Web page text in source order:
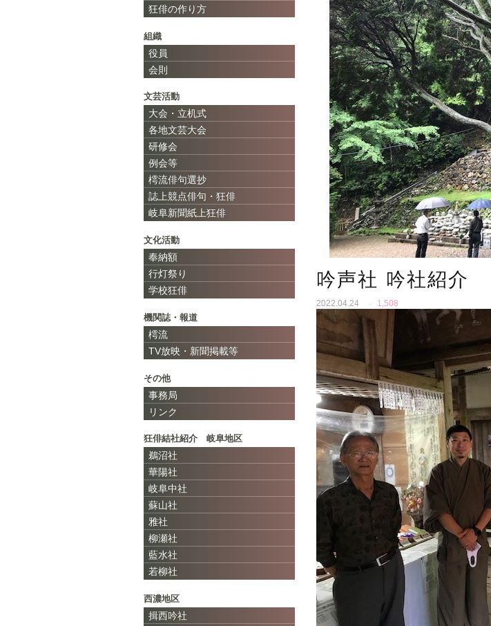
吟声社 吟社紹介
2022.04.24 ✓ 1,508
狂俳の作り方
組織
役員
会則
文芸活動
大会・立机式
各地文芸大会
研修会
例会等
樗流俳句選抄
誌上競点俳句・狂俳
岐阜新聞紙上狂俳
文化活動
奉納額
行灯祭り
学校狂俳
機関誌・報道
樗流
TV放映・新聞掲載等
その他
事務局
リンク
狂俳結社紹介 岐阜地区
鵜沼社
華陽社
岐阜中社
蘇山社
雅社
柳瀬社
藍水社
若柳社
西濃地区
揖西吟社